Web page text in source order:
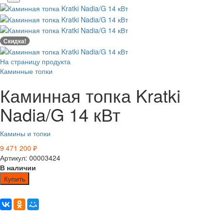
Скидка!
На страницу продукта
Каминные топки
Каминная топка Kratki
Nadia/G 14 кВт
Камины и топки
9 471 200 ₽
Артикул: 00003424
В наличии
Купить